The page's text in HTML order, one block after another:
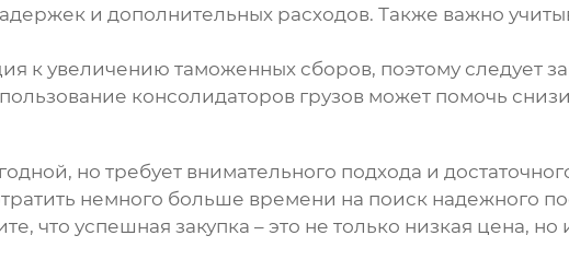
и дополнительных расходов. Также важно
к увеличению таможенных сборов, поэтому следует
консолидаторов грузов может помочь
но требует внимательного подхода и
немного больше времени на поиск надежного
что успешная закупка – это не только низкая цена,